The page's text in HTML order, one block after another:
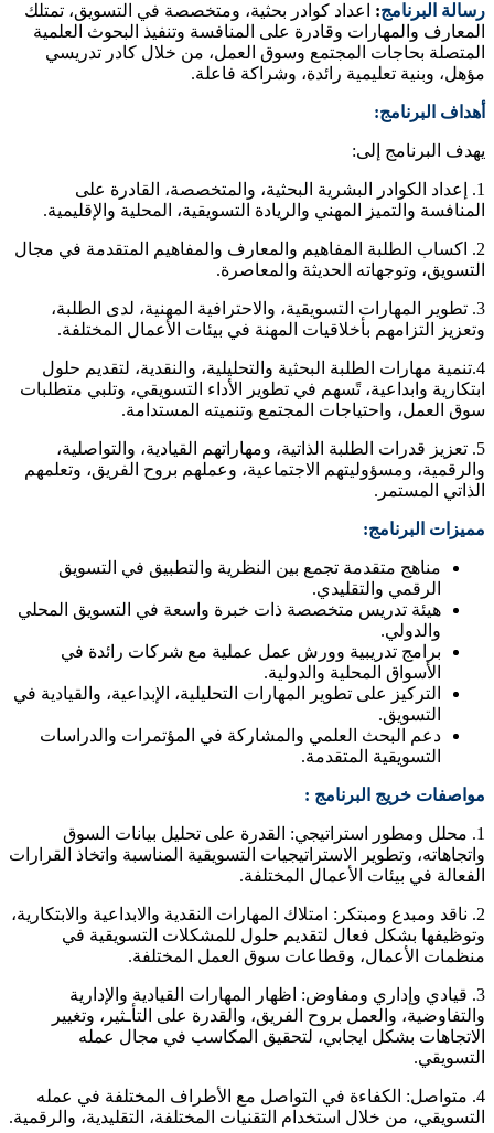
رسالة البرنامج: اعداد كوادر بحثية، ومتخصصة في التسويق، تمتلك
المعارف والمهارات وقادرة على المنافسة وتنفيذ البحوث العلمية
المتصلة بحاجات المجتمع وسوق العمل، من خلال كادر تدريسي
مؤهل، وبنية تعليمية رائدة، وشراكة فاعلة.
أهداف البرنامج:
يهدف البرنامج إلى:
1. إعداد الكوادر البشرية البحثية، والمتخصصة، القادرة على
المنافسة والتميز المهني والريادة التسويقية، المحلية والإقليمية.
2. اكساب الطلبة المفاهيم والمعارف والمفاهيم المتقدمة في مجال
التسويق، وتوجهاته الحديثة والمعاصرة.
3. تطوير المهارات التسويقية، والاحترافية المهنية، لدى الطلبة،
وتعزيز التزامهم بأخلاقيات المهنة في بيئات الأعمال المختلفة.
4.تنمية مهارات الطلبة البحثية والتحليلية، والنقدية، لتقديم حلول
ابتكارية وابداعية، تًسهم في تطوير الأداء التسويقي، وتلبي متطلبات
سوق العمل، واحتياجات المجتمع وتنميته المستدامة.
5. تعزيز قدرات الطلبة الذاتية، ومهاراتهم القيادية، والتواصلية،
والرقمية، ومسؤوليتهم الاجتماعية، وعملهم بروح الفريق، وتعلمهم
الذاتي المستمر.
مميزات البرنامج:
مناهج متقدمة تجمع بين النظرية والتطبيق في التسويق
الرقمي والتقليدي.
هيئة تدريس متخصصة ذات خبرة واسعة في التسويق المحلي
والدولي.
برامج تدريبية وورش عمل عملية مع شركات رائدة في
الأسواق المحلية والدولية.
التركيز على تطوير المهارات التحليلية، الإبداعية، والقيادية في
التسويق.
دعم البحث العلمي والمشاركة في المؤتمرات والدراسات
التسويقية المتقدمة.
مواصفات خريج البرنامج :
1. محلل ومطور استراتيجي: القدرة على تحليل بيانات السوق
واتجاهاته، وتطوير الاستراتيجيات التسويقية المناسبة واتخاذ القرارات
الفعالة في بيئات الأعمال المختلفة.
2. ناقد ومبدع ومبتكر: امتلاك المهارات النقدية والابداعية والابتكارية،
وتوظيفها بشكل فعال لتقديم حلول للمشكلات التسويقية في
منظمات الأعمال، وقطاعات سوق العمل المختلفة.
3. قيادي وإداري ومفاوض: اظهار المهارات القيادية والإدارية
والتفاوضية، والعمل بروح الفريق، والقدرة على التأـثير، وتغيير
الاتجاهات بشكل ايجابي، لتحقيق المكاسب في مجال عمله
التسويقي.
4. متواصل: الكفاءة في التواصل مع الأطراف المختلفة في عمله
التسويقي، من خلال استخدام التقنيات المختلفة، التقليدية، والرقمية.